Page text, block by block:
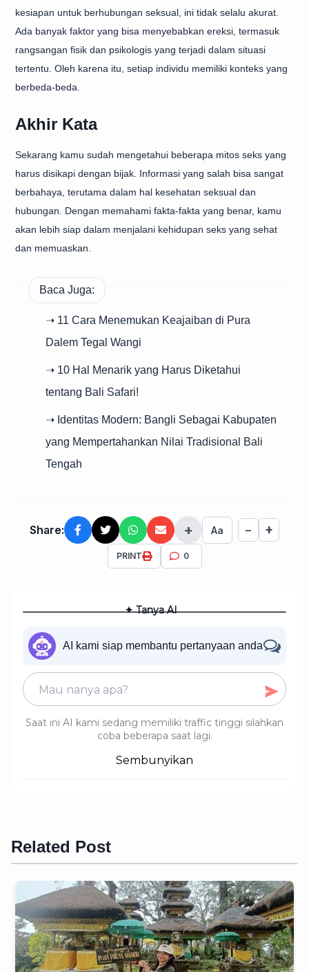
kesiapan untuk berhubungan seksual, ini tidak selalu akurat.
Ada banyak faktor yang bisa menyebabkan ereksi, termasuk
rangsangan fisik dan psikologis yang terjadi dalam situasi
tertentu. Oleh karena itu, setiap individu memiliki konteks yang
berbeda-beda.
Akhir Kata
Sekarang kamu sudah mengetahui beberapa mitos seks yang
harus disikapi dengan bijak. Informasi yang salah bisa sangat
berbahaya, terutama dalam hal kesehatan seksual dan
hubungan. Dengan memahami fakta-fakta yang benar, kamu
akan lebih siap dalam menjalani kehidupan seks yang sehat
dan memuaskan.
Baca Juga:
➝ 11 Cara Menemukan Keajaiban di Pura
Dalem Tegal Wangi
➝ 10 Hal Menarik yang Harus Diketahui
tentang Bali Safari!
➝ Identitas Modern: Bangli Sebagai Kabupaten
yang Mempertahankan Nilai Tradisional Bali
Tengah
Share: + Aa − +
PRINT 0
✦ Tanya AI
AI kami siap membantu pertanyaan anda
Saat ini AI kami sedang memiliki traffic tinggi silahkan
coba beberapa saat lagi.
Sembunyikan
Related Post